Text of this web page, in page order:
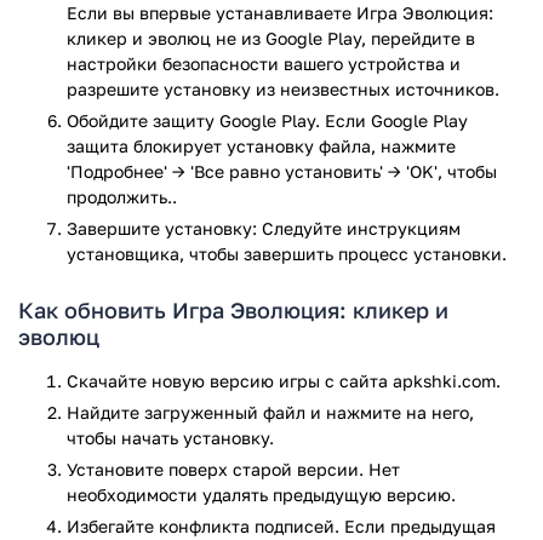
Простая игровая механика слегка напоминает культовую
аркаду «2048». Научный кликер позволит вам
просмотреть полный этап развития и становления жизни
на нашей земле. Суть Game of Evolution заключается в
соединение представителей одинаковой эволюционной
ступени. Каждое существо будет приносить вам доход, для
этого достаточно просто нажимать по живому созданию.
Эволюция разделена на несколько этапов, с постепенным
переходом с протерозойской эры до современности.
Как было отмечено ранее, Game of Evolution выполнен в
Весомое количество геймеров предпочитает просто
отдохнуть и насладиться незамысловатой игрой. Отличное
графическое исполнение удостоено отдельного
упоминания. Кликайте, зарабатывайте, улучшайте и
достигайте новых вершин.
Важно понимать, что эволюция считается постоянным
процессом. Логичное завершение игры не наступает после
открытия человека. Изменения будут происходить до тех
Если вы впервые устанавливаете Игра Эволюция:
кликер и эволюц не из Google Play, перейдите в
настройки безопасности вашего устройства и
разрешите установку из неизвестных источников.
Обойдите защиту Google Play. Если Google Play
защита блокирует установку файла, нажмите
'Подробнее' → 'Все равно установить' → 'OK', чтобы
продолжить..
Завершите установку: Следуйте инструкциям
установщика, чтобы завершить процесс установки.
Как обновить Игра Эволюция: кликер и
эволюц
Скачайте новую версию игры с сайта apkshki.com.
Найдите загруженный файл и нажмите на него,
чтобы начать установку.
Установите поверх старой версии. Нет
необходимости удалять предыдущую версию.
Избегайте конфликта подписей. Если предыдущая